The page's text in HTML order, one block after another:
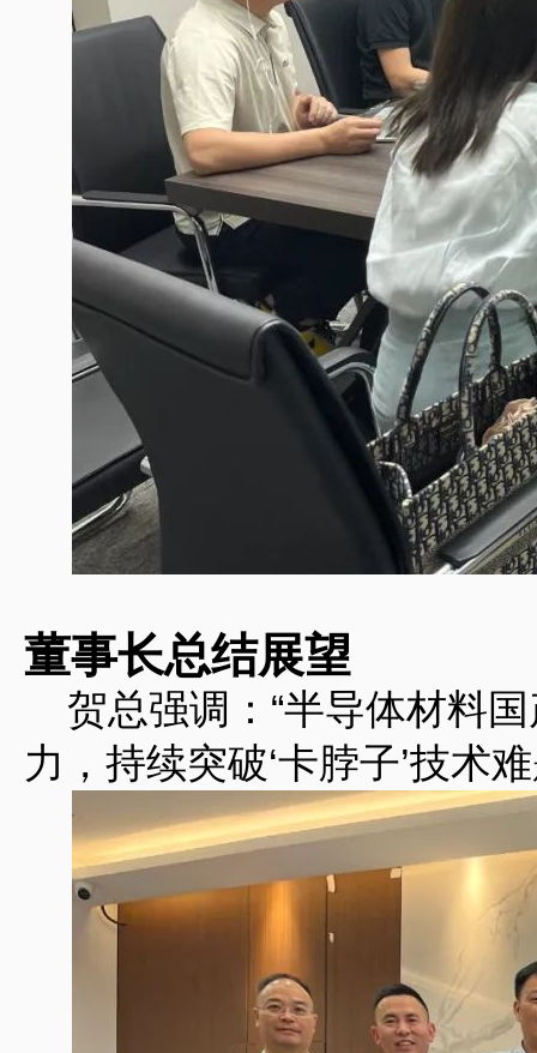
董事长总结展望‌
贺总强调：“半导体材料
力，持续突破‘卡脖子’技术